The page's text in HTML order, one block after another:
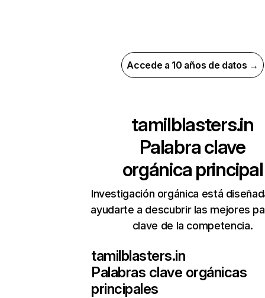
Accede a 10 años de datos →
tamilblasters.in
Palabra clave
orgánica principal
Investigación orgánica está
ayudarte a descubrir las mejores
clave de la competencia.
tamilblasters.in
Palabras clave orgánicas
principales